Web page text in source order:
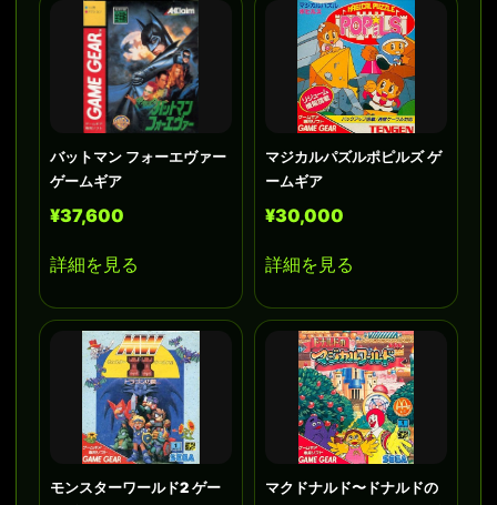
バットマン フォーエヴァー
ゲームギア
¥37,600
詳細を見る
マジカルパズルポピルズ ゲ
ームギア
¥30,000
詳細を見る
モンスターワールド2 ゲー
マクドナルド〜ドナルドの